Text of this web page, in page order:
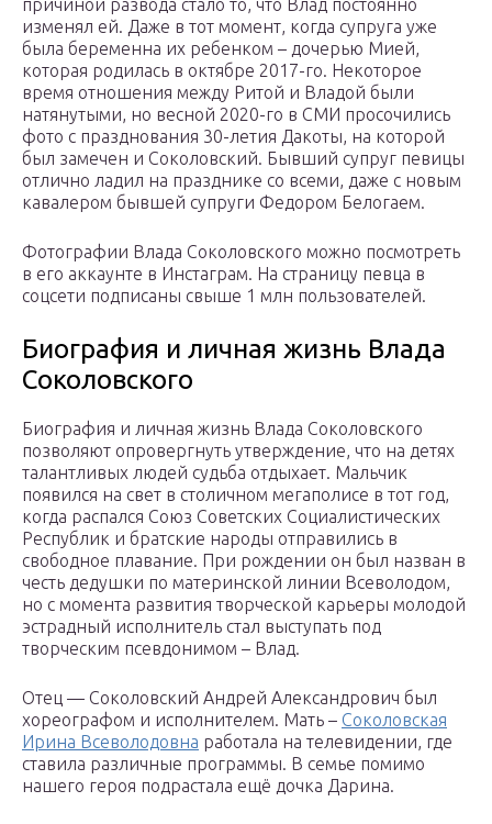
причиной развода стало то, что Влад постоянно
изменял ей. Даже в тот момент, когда супруга уже
была беременна их ребенком – дочерью Мией,
которая родилась в октябре 2017-го. Некоторое
время отношения между Ритой и Владой были
натянутыми, но весной 2020-го в СМИ просочились
фото с празднования 30-летия Дакоты, на которой
был замечен и Соколовский. Бывший супруг певицы
отлично ладил на празднике со всеми, даже с новым
кавалером бывшей супруги Федором Белогаем.
Фотографии Влада Соколовского можно посмотреть
в его аккаунте в Инстаграм. На страницу певца в
соцсети подписаны свыше 1 млн пользователей.
Биография и личная жизнь Влада
Соколовского
Биография и личная жизнь Влада Соколовского
позволяют опровергнуть утверждение, что на детях
талантливых людей судьба отдыхает. Мальчик
появился на свет в столичном мегаполисе в тот год,
когда распался Союз Советских Социалистических
Республик и братские народы отправились в
свободное плавание. При рождении он был назван в
честь дедушки по материнской линии Всеволодом,
но с момента развития творческой карьеры молодой
эстрадный исполнитель стал выступать под
творческим псевдонимом – Влад.
Отец — Соколовский Андрей Александрович был
хореографом и исполнителем. Мать – Соколовская
Ирина Всеволодовна работала на телевидении, где
ставила различные программы. В семье помимо
нашего героя подрастала ещё дочка Дарина.